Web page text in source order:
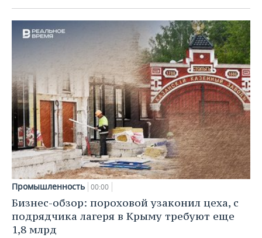
Промышленность 00:00
Бизнес-обзор: пороховой узаконил цеха, с
подрядчика лагеря в Крыму требуют еще
1,8 млрд